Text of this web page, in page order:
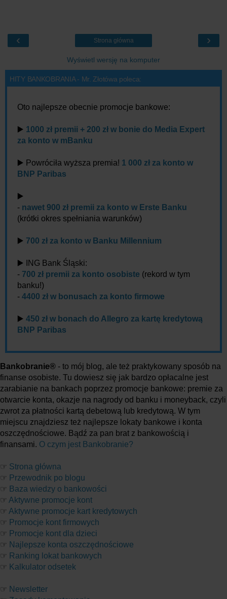
‹ ›
Strona główna
Wyświetl wersję na komputer
HITY BANKOBRANIA - Mr. Złotówa poleca:
Oto najlepsze obecnie promocje bankowe:
▶️ 1000 zł premii + 200 zł w bonie do Media Expert
za konto w mBanku
▶️ Powróciła wyższa premia! 1 000 zł za konto w
BNP Paribas
▶️
- nawet 900 zł premii za konto w Erste Banku
(krótki okres spełniania warunków)
▶️ 700 zł za konto w Banku Millennium
▶️ ING Bank Śląski:
- 700 zł premii za konto osobiste (rekord w tym
banku!)
- 4400 zł w bonusach za konto firmowe
▶️ 450 zł w bonach do Allegro za kartę kredytową
BNP Paribas
Bankobranie® - to mój blog, ale też praktykowany sposób na
finanse osobiste. Tu dowiesz się jak bardzo opłacalne jest
zarabianie na bankach poprzez promocje bankowe: premie za
otwarcie konta, okazje na nagrody od banku i moneyback, czyli
zwrot za płatności kartą debetową lub kredytową. W tym
miejscu znajdziesz też najlepsze lokaty bankowe i konta
oszczędnościowe. Bądź za pan brat z bankowością i
finansami. O czym jest Bankobranie?
☞ Strona główna
☞ Przewodnik po blogu
☞ Baza wiedzy o bankowości
☞ Aktywne promocje kont
☞ Aktywne promocje kart kredytowych
☞ Promocje kont firmowych
☞ Promocje kont dla dzieci
☞ Najlepsze konta oszczędnościowe
☞ Ranking lokat bankowych
☞ Kalkulator odsetek
☞ Newsletter